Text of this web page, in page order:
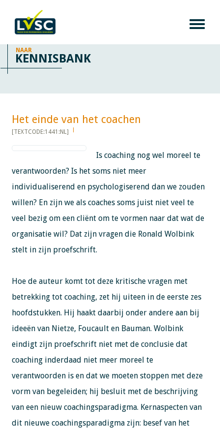
NAAR
KENNISBANK
Het einde van het coachen​​​​​​
[TEXTCODE:1441:NL]
Is coaching nog wel moreel te
verantwoorden? Is het soms niet meer
individualiserend en psychologiserend dan we zouden
willen? En zijn we als coaches soms juist niet veel te
veel bezig om een cliënt om te vormen naar dat wat de
organisatie wil? Dat zijn vragen die Ronald Wolbink
stelt in zijn proefschrift.
Hoe de auteur komt tot deze kritische vragen met
betrekking tot coaching, zet hij uiteen in de eerste zes
hoofdstukken. Hij haakt daarbij onder andere aan bij
ideeën van Nietze, Foucault en Bauman. Wolbink
eindigt zijn proefschrift niet met de conclusie dat
coaching inderdaad niet meer moreel te
verantwoorden is en dat we moeten stoppen met deze
vorm van begeleiden; hij besluit met de beschrijving
van een nieuw coachingsparadigma. Kernaspecten van
dit nieuwe coachingsparadigma zijn: besef van het